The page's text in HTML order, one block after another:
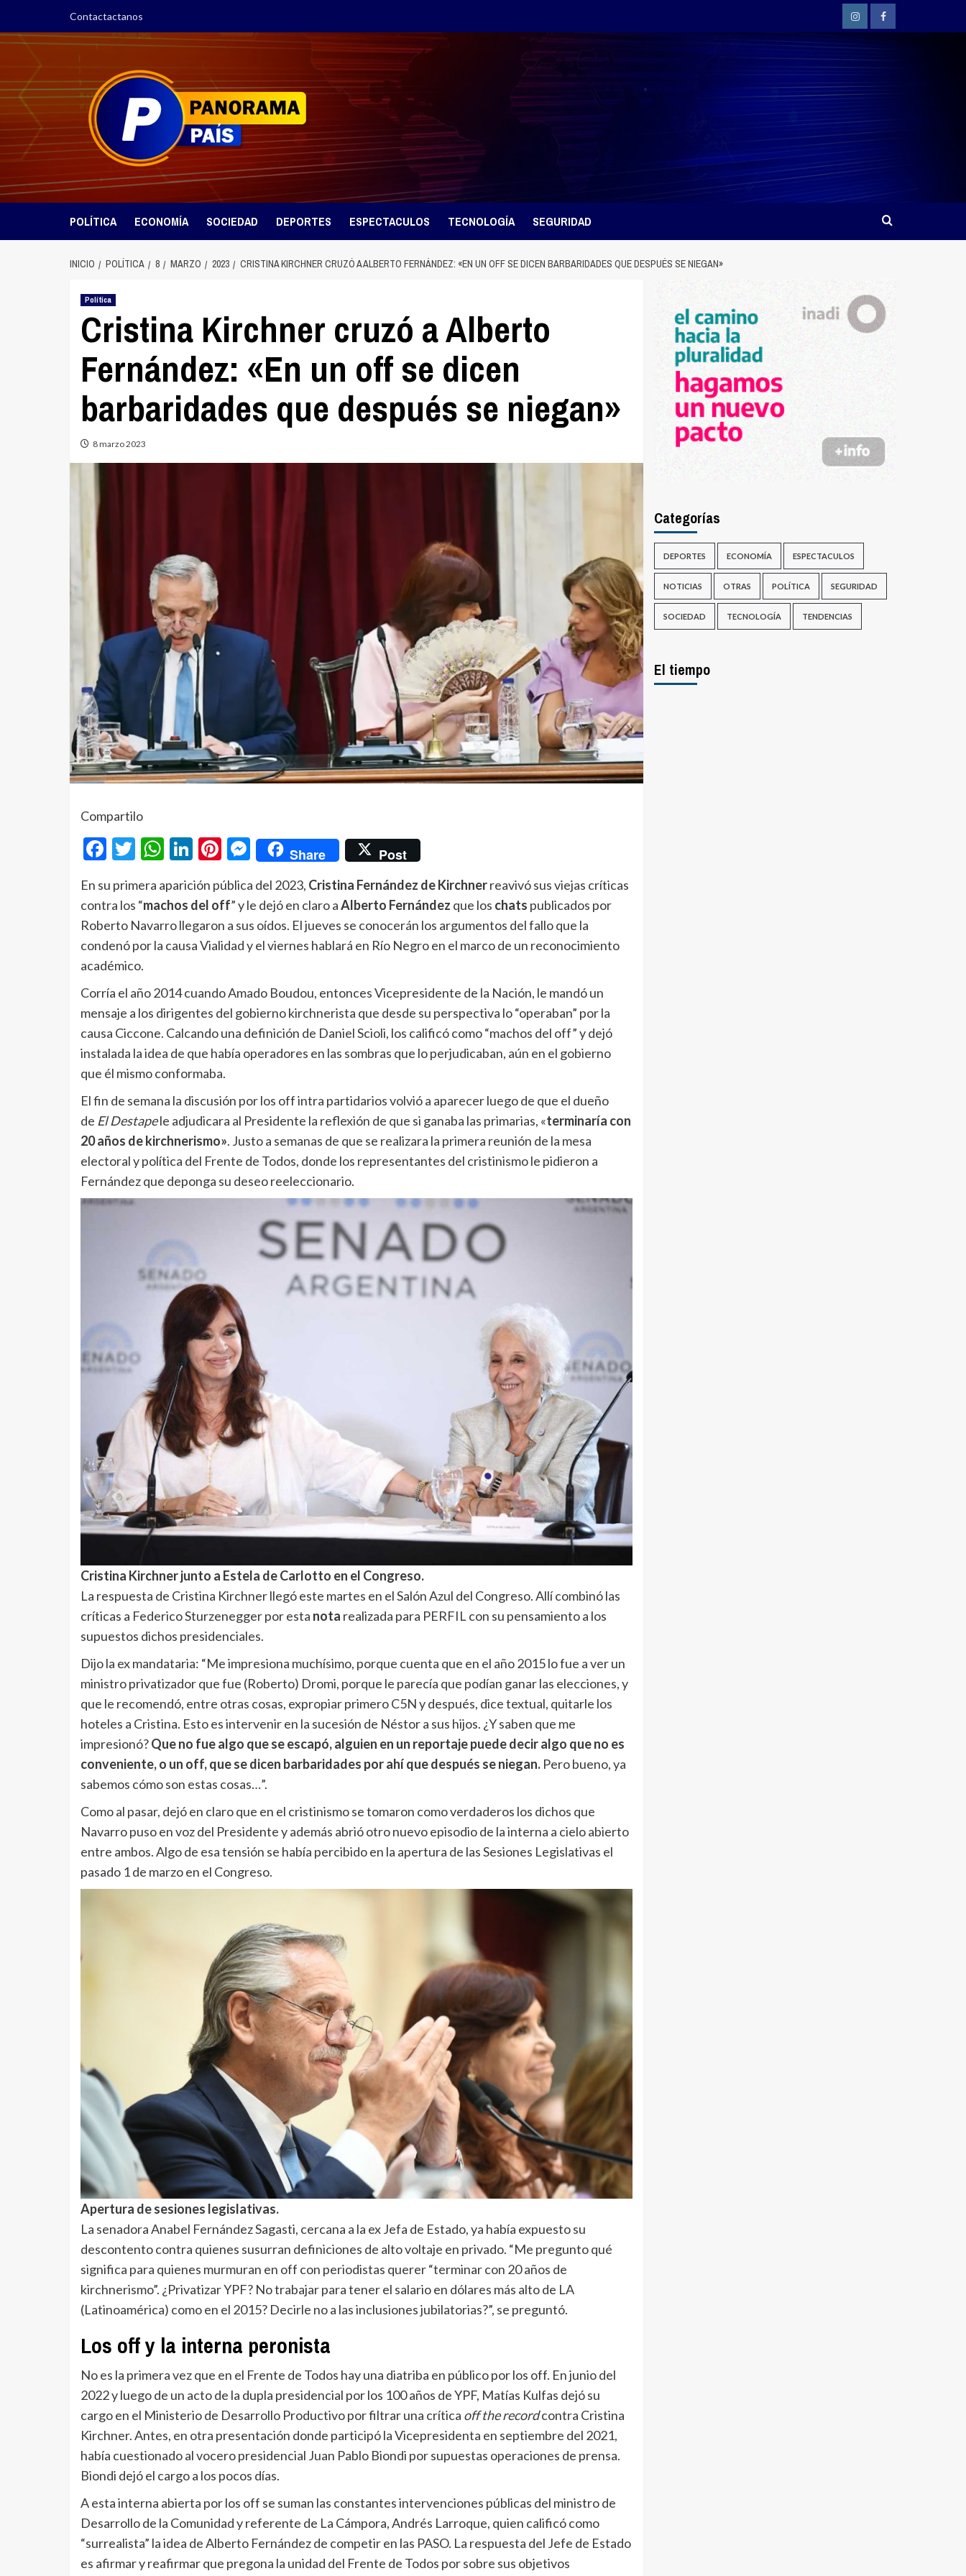
contenido
Contactactanos
InstagramFacebook
POLÍTICA ECONOMÍA SOCIEDAD DEPORTES ESPECTACULOS TECNOLOGÍA SEGURIDAD
INICIO POLÍTICA 8 MARZO 2023 CRISTINA KIRCHNER CRUZÓ A ALBERTO FERNÁNDEZ: «EN UN OFF SE DICEN BARBARIDADES QUE DESPUÉS SE NIEGAN»
Política
Cristina Kirchner cruzó a Alberto
Fernández: «En un off se dicen
barbaridades que después se niegan»
8 marzo 2023
Compartilo
Facebook
Twitter
WhatsApp
LinkedIn
Pinterest
Messenger
Share Post
En su primera aparición pública del 2023, Cristina Fernández de Kirchnerreavivó sus viejas críticas
contra los “machos del off” y le dejó en claro aAlberto Fernández que los chats publicados por
Roberto Navarro llegaron a sus oídos. El jueves se conocerán los argumentos del fallo que la
condenó por la causa Vialidad y el viernes hablará en Río Negro en el marco de un reconocimiento
académico.
Corría el año 2014 cuando Amado Boudou, entonces Vicepresidente de la Nación, le mandó un
mensaje a los dirigentes del gobierno kirchnerista que desde su perspectiva lo “operaban” por la
causa Ciccone. Calcando una definición de Daniel Scioli, los calificó como “machos del off” y dejó
instalada la idea de que había operadores en las sombras que lo perjudicaban, aún en el gobierno
que él mismo conformaba.
El fin de semana la discusión por los off intra partidarios volvió a aparecer luego de que el dueño
de El Destapele adjudicara al Presidente la reflexión de que si ganaba las primarias, «terminaría con
20 años de kirchnerismo». Justo a semanas de que se realizara la primera reunión de la mesa
electoral y política del Frente de Todos, donde los representantes del cristinismo le pidieron a
Fernández que deponga su deseo reeleccionario.
Cristina Kirchner junto a Estela de Carlotto en el Congreso.
La respuesta de Cristina Kirchner llegó este martes en el Salón Azul del Congreso. Allí combinó las
críticas a Federico Sturzenegger por esta nota realizada para PERFIL con su pensamiento a los
supuestos dichos presidenciales.
Dijo la ex mandataria: “Me impresiona muchísimo, porque cuenta que en el año 2015 lo fue a ver un
ministro privatizador que fue (Roberto) Dromi, porque le parecía que podían ganar las elecciones, y
que le recomendó, entre otras cosas, expropiar primero C5N y después, dice textual, quitarle los
hoteles a Cristina. Esto es intervenir en la sucesión de Néstor a sus hijos. ¿Y saben que me
impresionó?Que no fue algo que se escapó, alguien en un reportaje puede decir algo que no es
conveniente, o un off, que se dicen barbaridades por ahí que después se niegan. Pero bueno, ya
sabemos cómo son estas cosas…”.
Como al pasar, dejó en claro que en el cristinismo se tomaron como verdaderos los dichos que
Navarro puso en voz del Presidente y además abrió otro nuevo episodio de la interna a cielo abierto
entre ambos. Algo de esa tensión se había percibido en la apertura de las Sesiones Legislativas el
pasado 1 de marzo en el Congreso.
Apertura de sesiones legislativas.
La senadora Anabel Fernández Sagasti, cercana a la ex Jefa de Estado, ya había expuesto su
descontento contra quienes susurran definiciones de alto voltaje en privado. “Me pregunto qué
significa para quienes murmuran en off con periodistas querer “terminar con 20 años de
kirchnerismo”. ¿Privatizar YPF? No trabajar para tener el salario en dólares más alto de LA
(Latinoamérica) como en el 2015? Decirle no a las inclusiones jubilatorias?”, se preguntó.
Los off y la interna peronista
No es la primera vez que en el Frente de Todos hay una diatriba en público por los off. En junio del
2022 y luego de un acto de la dupla presidencial por los 100 años de YPF, Matías Kulfas dejó su
cargo en el Ministerio de Desarrollo Productivo por filtrar una crítica off the recordcontra Cristina
Kirchner. Antes, en otra presentación donde participó la Vicepresidenta en septiembre del 2021,
había cuestionado al vocero presidencial Juan Pablo Biondi por supuestas operaciones de prensa.
Biondi dejó el cargo a los pocos días.
A esta interna abierta por los off se suman las constantes intervenciones públicas del ministro de
Desarrollo de la Comunidad y referente de La Cámpora, Andrés Larroque, quien calificó como
“surrealista” la idea de Alberto Fernández de competir en las PASO. La respuesta del Jefe de Estado
es afirmar y reafirmar que pregona la unidad del Frente de Todos por sobre sus objetivos
Categorías
DEPORTES ECONOMÍA ESPECTACULOS
NOTICIAS OTRAS POLÍTICA SEGURIDAD
SOCIEDAD TECNOLOGÍA TENDENCIAS
El tiempo